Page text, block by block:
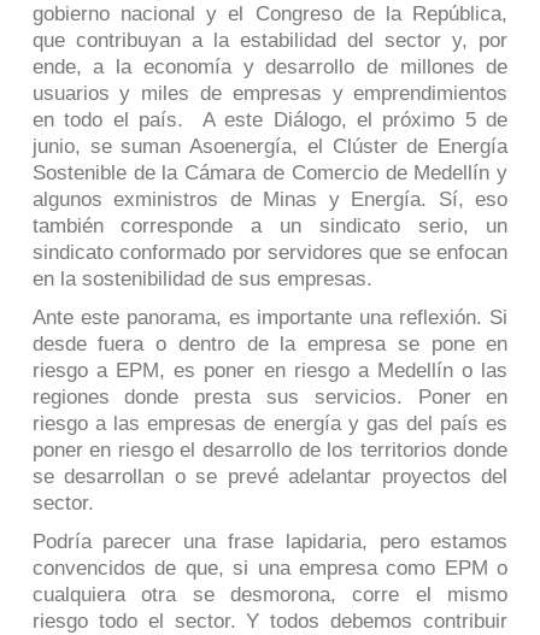
gobierno nacional y el Congreso de la República,
que contribuyan a la estabilidad del sector y, por
ende, a la economía y desarrollo de millones de
usuarios y miles de empresas y emprendimientos
en todo el país. A este Diálogo, el próximo 5 de
junio, se suman Asoenergía, el Clúster de Energía
Sostenible de la Cámara de Comercio de Medellín y
algunos exministros de Minas y Energía. Sí, eso
también corresponde a un sindicato serio, un
sindicato conformado por servidores que se enfocan
en la sostenibilidad de sus empresas.
Ante este panorama, es importante una reflexión. Si
desde fuera o dentro de la empresa se pone en
riesgo a EPM, es poner en riesgo a Medellín o las
regiones donde presta sus servicios. Poner en
riesgo a las empresas de energía y gas del país es
poner en riesgo el desarrollo de los territorios donde
se desarrollan o se prevé adelantar proyectos del
sector.
Podría parecer una frase lapidaria, pero estamos
convencidos de que, si una empresa como EPM o
cualquiera otra se desmorona, corre el mismo
riesgo todo el sector. Y todos debemos contribuir